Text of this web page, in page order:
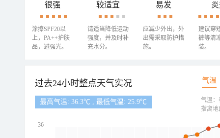
很强
涂擦SPF20以
上，PA++护肤
品，避强光。
较适宜
请适当降低运动
强度，并及时补
充水分。
易发
应减少外出，外
出需采取防护措
施。
建议穿
裤等清
装。
过去24小时整点天气实况 气温
最高气温: 36.3℃ , 最低气温: 25.9℃
36
气温：
指离地